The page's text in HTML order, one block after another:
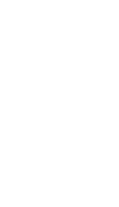
de voyages